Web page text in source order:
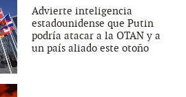
Advierte inteligencia
estadounidense que Putin
podría atacar a la OTAN y a
un país aliado este otoño